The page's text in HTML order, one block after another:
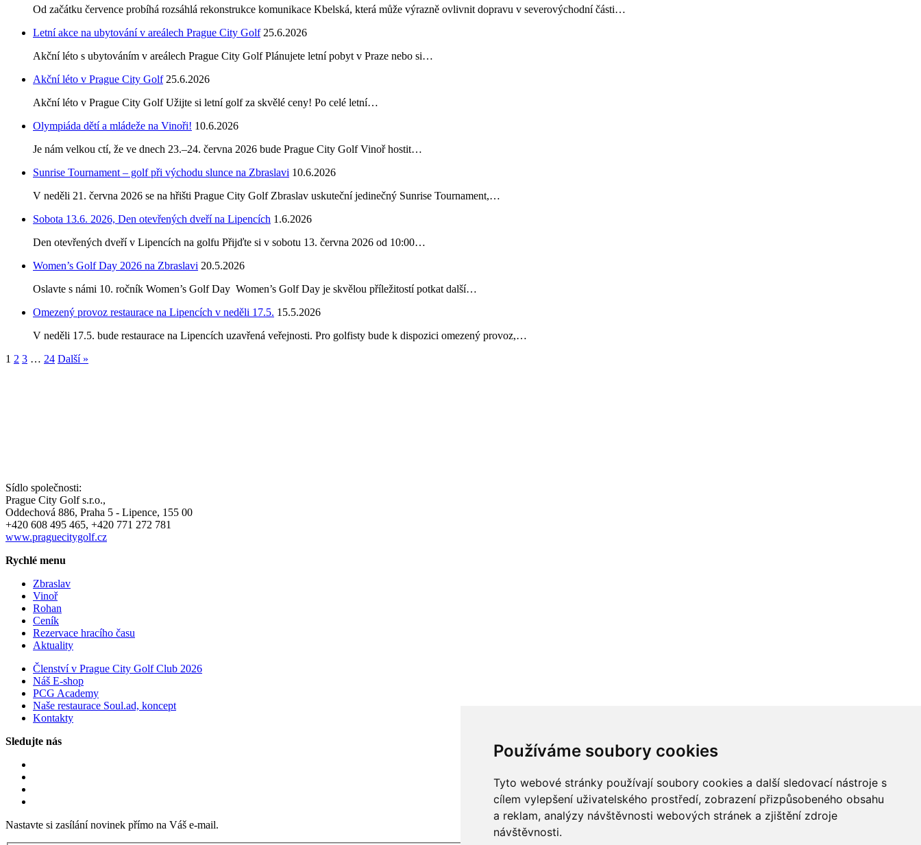
Používáme soubory cookies
Tyto webové stránky používají soubory cookies a další sledovací nástroje s
cílem vylepšení uživatelského prostředí, zobrazení přizpůsobeného obsahu
a reklam, analýzy návštěvnosti webových stránek a zjištění zdroje
návštěvnosti.
Od začátku července probíhá rozsáhlá rekonstrukce komunikace Kbelská, která může výrazně ovlivnit dopravu v severovýchodní části…
Letní akce na ubytování v areálech Prague City Golf 25.6.2026
Akční léto s ubytováním v areálech Prague City Golf Plánujete letní pobyt v Praze nebo si…
Akční léto v Prague City Golf 25.6.2026
Akční léto v Prague City Golf Užijte si letní golf za skvělé ceny! Po celé letní…
Olympiáda dětí a mládeže na Vinoři! 10.6.2026
Je nám velkou ctí, že ve dnech 23.–24. června 2026 bude Prague City Golf Vinoř hostit…
Sunrise Tournament – golf při východu slunce na Zbraslavi 10.6.2026
V neděli 21. června 2026 se na hřišti Prague City Golf Zbraslav uskuteční jedinečný Sunrise Tournament,…
Sobota 13.6. 2026, Den otevřených dveří na Lipencích 1.6.2026
Den otevřených dveří v Lipencích na golfu Přijďte si v sobotu 13. června 2026 od 10:00…
Women’s Golf Day 2026 na Zbraslavi 20.5.2026
Oslavte s námi 10. ročník Women’s Golf Day Women’s Golf Day je skvělou příležitostí potkat další…
Omezený provoz restaurace na Lipencích v neděli 17.5. 15.5.2026
V neděli 17.5. bude restaurace na Lipencích uzavřená veřejnosti. Pro golfisty bude k dispozici omezený provoz,…
1 2 3 … 24 Další »
Sídlo společnosti:
Prague City Golf s.r.o.,
Oddechová 886, Praha 5 - Lipence, 155 00
+420 608 495 465, +420 771 272 781
www.praguecitygolf.cz
Rychlé menu
Zbraslav
Vinoř
Rohan
Ceník
Rezervace hracího času
Aktuality
Členství v Prague City Golf Club 2026
Náš E-shop
PCG Academy
Naše restaurace Soul.ad, koncept
Kontakty
Sledujte nás
Nastavte si zasílání novinek přímo na Váš e-mail.